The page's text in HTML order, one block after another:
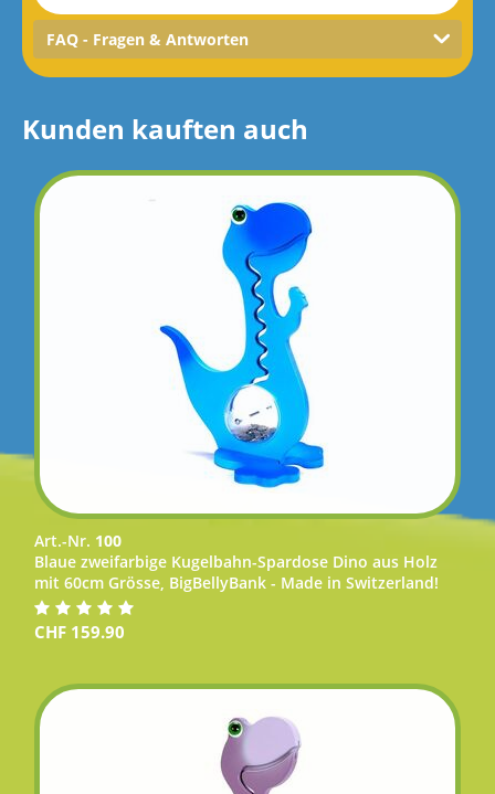
FAQ - Fragen & Antworten
Kunden kauften auch
Art.-Nr. 100
Blaue zweifarbige Kugelbahn-Spardose Dino aus Holz
mit 60cm Grösse, BigBellyBank - Made in Switzerland!
CHF 159.90